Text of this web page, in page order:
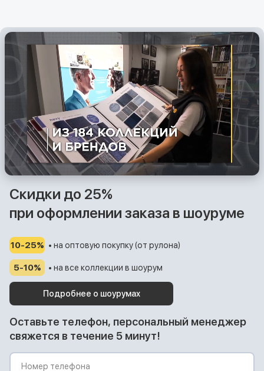
Скидки до 25%
при оформлении заказа в шоуруме
10-25% • на оптовую покупку (от рулона)
5-10% • на все коллекции в шоурум
Подробнее о шоурумах
Оставьте телефон, персональный менеджер
свяжется в течение 5 минут!